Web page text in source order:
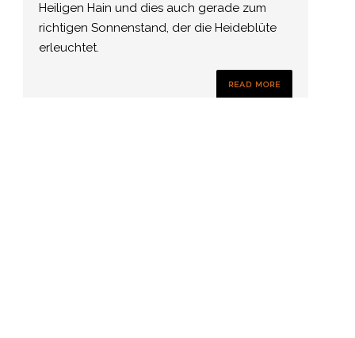
Heiligen Hain und dies auch gerade zum
richtigen Sonnenstand, der die Heideblüte
erleuchtet.
READ MORE